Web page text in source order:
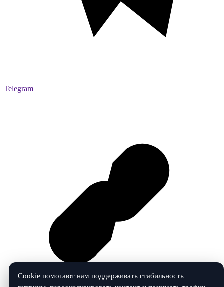
Telegram
Cookie помогают нам поддерживать стабильность